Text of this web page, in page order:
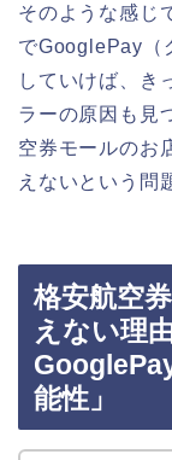
そのような感じ
でGooglePay（
していけば、き
ラーの原因も見
空券モールのお
えないという問
格安航空
えない理
能性」